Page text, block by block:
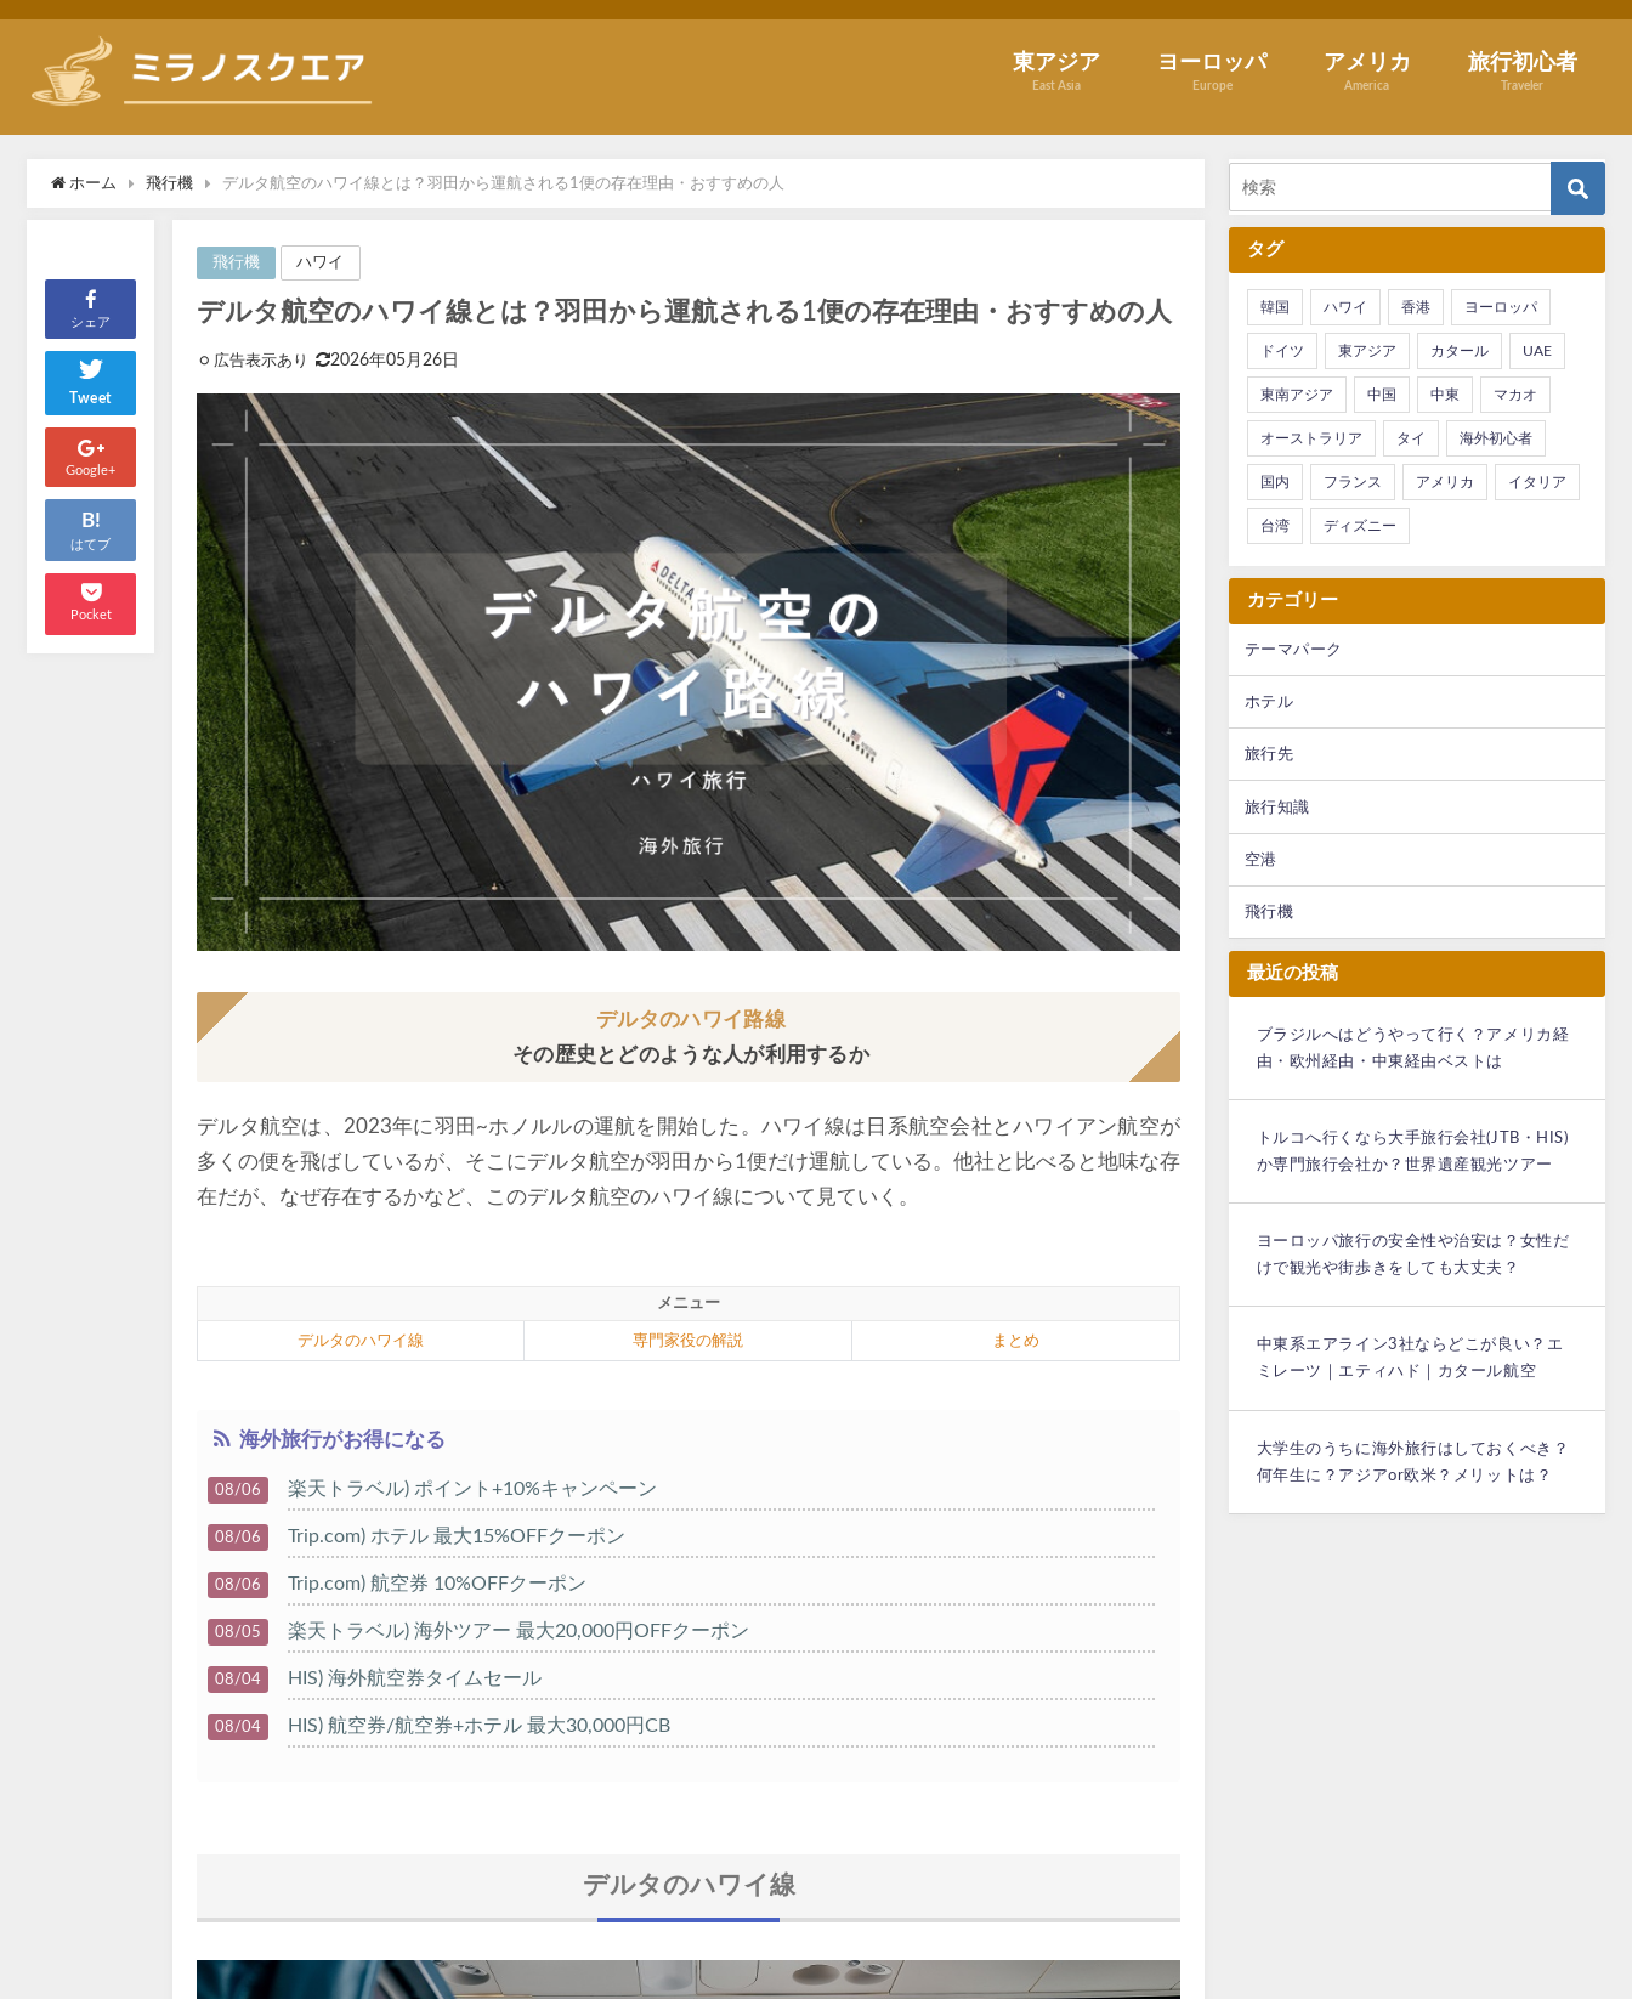
東アジア
East Asia
ヨーロッパ
Europe
アメリカ
America
旅行初心者
Traveler
ホーム 飛行機 デルタ航空のハワイ線とは？羽田から運航される1便の存在理由・おすすめの人
シェア
Tweet
Google+
B!
はてブ
Pocket
飛行機 ハワイ
デルタ航空のハワイ線とは？羽田から運航される1便の存在理由・おすすめの人
2026年05月26日
デルタのハワイ路線
その歴史とどのような人が利用するか
デルタ航空は、2023年に羽田~ホノルルの運航を開始した。ハワイ線は日系航空会社とハワイアン航空が
多くの便を飛ばしているが、そこにデルタ航空が羽田から1便だけ運航している。他社と比べると地味な存
在だが、なぜ存在するかなど、このデルタ航空のハワイ線について見ていく。
メニュー
デルタのハワイ線 専門家役の解説 まとめ
海外旅行がお得になる
08/06 楽天トラベル) ポイント+10%キャンペーン
08/06 Trip.com) ホテル 最大15%OFFクーポン
08/06 Trip.com) 航空券 10%OFFクーポン
08/05 楽天トラベル) 海外ツアー 最大20,000円OFFクーポン
08/04 HIS) 海外航空券タイムセール
08/04 HIS) 航空券/航空券+ホテル 最大30,000円CB
08/01 Trip.com) 海外航空券1%OFFクーポン TRIP2
07/27 Trip.com) タイ旅行 最大50%OFFセール
デルタのハワイ線
タグ
韓国 ハワイ 香港 ヨーロッパ
ドイツ 東アジア カタール UAE
東南アジア 中国 中東 マカオ
オーストラリア タイ 海外初心者
国内 フランス アメリカ イタリア
台湾 ディズニー
カテゴリー
テーマパーク
ホテル
旅行先
旅行知識
空港
飛行機
最近の投稿
ブラジルへはどうやって行く？アメリカ経
由・欧州経由・中東経由ベストは
トルコへ行くなら大手旅行会社(JTB・HIS)
か専門旅行会社か？世界遺産観光ツアー
ヨーロッパ旅行の安全性や治安は？女性だ
けで観光や街歩きをしても大丈夫？
中東系エアライン3社ならどこが良い？エ
ミレーツ｜エティハド｜カタール航空
大学生のうちに海外旅行はしておくべき？
何年生に？アジアor欧米？メリットは？